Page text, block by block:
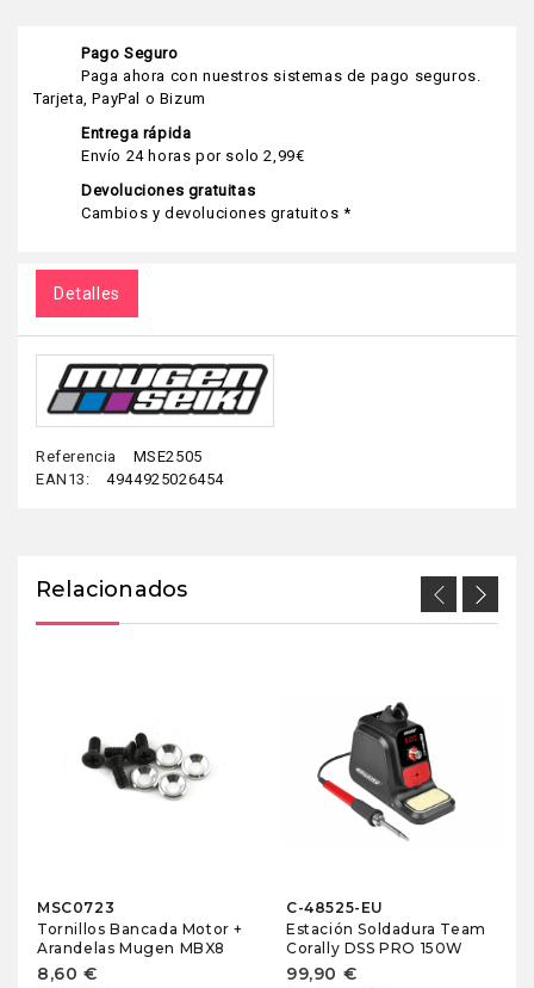
Pago Seguro
Paga ahora con nuestros sistemas de pago seguros.
Tarjeta, PayPal o Bizum
Entrega rápida
Envío 24 horas por solo 2,99€
Devoluciones gratuitas
Cambios y devoluciones gratuitos *
Detalles
Referencia
MSE2505
EAN13:
4944925026454
Relacionados
MSC0723
Tornillos Bancada Motor +
Arandelas Mugen MBX8
8,60 €
C-48525-EU
Estación Soldadura Team
Corally DSS PRO 150W
99,90 €